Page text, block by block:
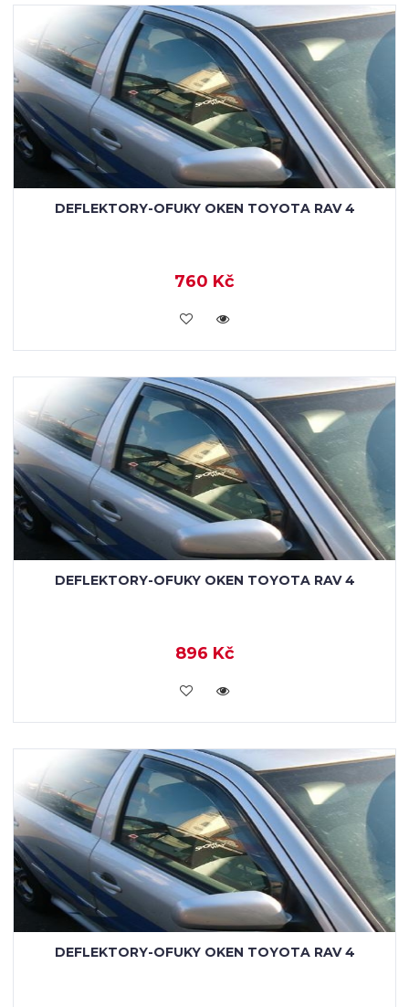
DEFLEKTORY-OFUKY OKEN TOYOTA RAV 4
760 Kč
KOUPIT
DEFLEKTORY-OFUKY OKEN TOYOTA RAV 4
896 Kč
KOUPIT
DEFLEKTORY-OFUKY OKEN TOYOTA RAV 4